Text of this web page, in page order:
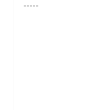
-----